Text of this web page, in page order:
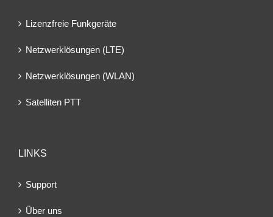
Lizenzfreie Funkgeräte
Netzwerklösungen (LTE)
Netzwerklösungen (WLAN)
Satelliten PTT
LINKS
Support
Über uns